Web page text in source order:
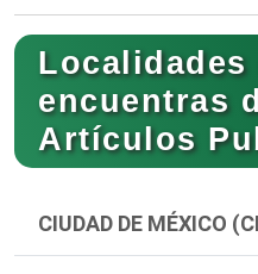
Localidades
encuentras
Artículos
CIUDAD DE MÉXICO